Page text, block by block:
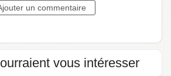
vous intéresser